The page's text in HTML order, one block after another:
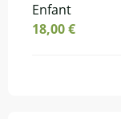
Enfant
18,00 €